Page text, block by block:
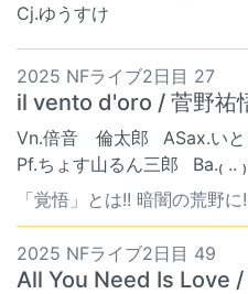
Cj.ゆうすけ
2025 NFライブ2日目 27
il vento d'oro / 菅野祐
Vn.倍音 倫太郎 ASax.い
Pf.ちょす山るん三郎
Ba.₍ ..
「覚悟」とは!! 暗闇の荒野
2025 NFライブ2日目 49
All You Need Is Love